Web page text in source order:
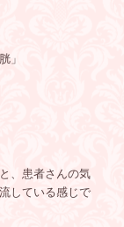
」
、患者さんの気
している感じで